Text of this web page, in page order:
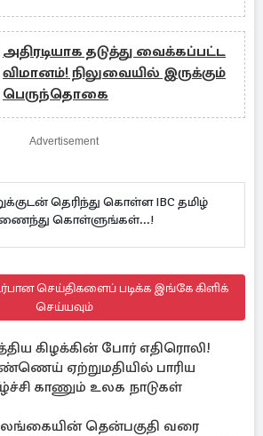
அதிரடியாக தடுத்து வைக்கப்பட்ட
விமானம்! நிலுவையில் இருக்கும்
பெருந்தொகை
Advertisement
தெரிந்து கொள்ள IBC தமிழ்
கொள்ளுங்கள்...!
செய்திகளைப் படிக்க இங்கே கிளிக்
செய்யவும்
கிழக்கின் போர் எதிரொலி!
ஏற்றுமதியில் பாரிய
காணும் உலக நாடுகள்
தென்பகுதி வரை